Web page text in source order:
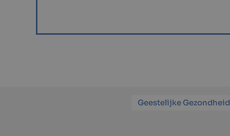
Geestelijke Gezondheid